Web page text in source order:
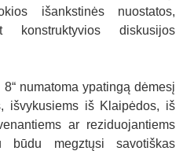
išankstinės nuostatos,
konstruktyvios diskusijos
numatoma ypatingą dėmesį
išvykusiems iš Klaipėdos, iš
ar reziduojantiems
būdu megztųsi savotiškas